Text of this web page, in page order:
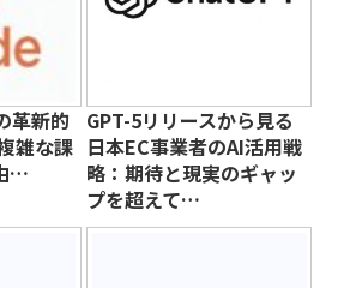
革新的
雑な課
…
GPT-5リリースから見る
日本EC事業者のAI活用戦
略：期待と現実のギャッ
プを超えて…